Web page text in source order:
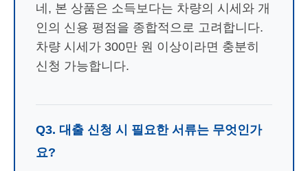
네, 본 상품은 소득보다는 차량의 시세와 개
인의 신용 평점을 종합적으로 고려합니다.
차량 시세가 300만 원 이상이라면 충분히
신청 가능합니다.
Q3. 대출 신청 시 필요한 서류는 무엇인가
요?